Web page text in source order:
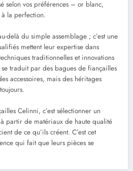
selon vos préférences – or blanc,
la perfection.
delà du simple assemblage ; c’est une
mettent leur expertise dans
traditionnelles et innovations
traduit par des bagues de fiançailles
accessoires, mais des héritages
Celinni, c’est sélectionner un
partir de matériaux de haute qualité
de ce qu’ils créent. C’est cet
qui fait que leurs pièces se